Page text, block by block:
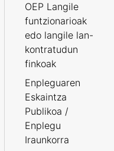
OEP Langile
funtzionarioak
edo langile lan-
kontratudun
finkoak
Enpleguaren
Eskaintza
Publikoa /
Enplegu
Iraunkorra